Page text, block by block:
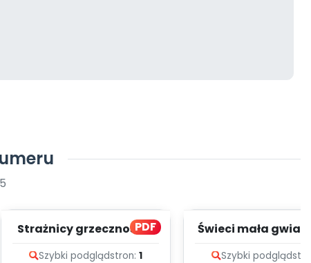
PDF
Strażnicy grzeczności -
Szybki podglądstron: 1
Świeci mała
Szybki podgląd